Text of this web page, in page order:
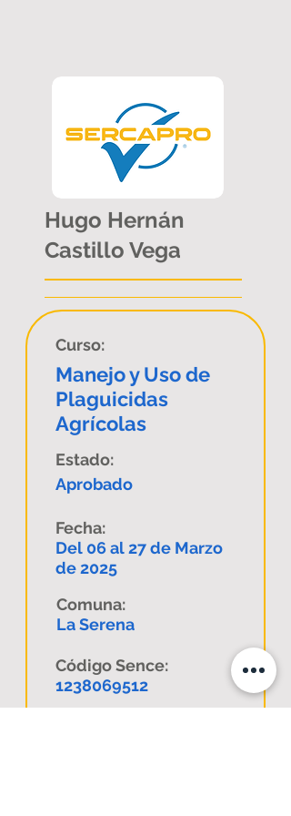
Hugo Hernán
Castillo Vega
Curso:
Manejo y Uso de
Plaguicidas
Agrícolas
Estado:
Aprobado
Fecha:
Del 06 al 27 de Marzo
de 2025
Comuna:
La Serena
Código Sence:
1238069512